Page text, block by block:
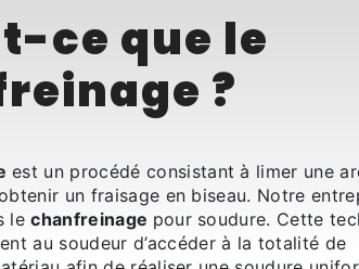
ce que le
?
est un procédé consistant à limer une
un fraisage en biseau. Notre
lechanfreinage pour soudure. Cette
au soudeur d’accéder à la totalité de